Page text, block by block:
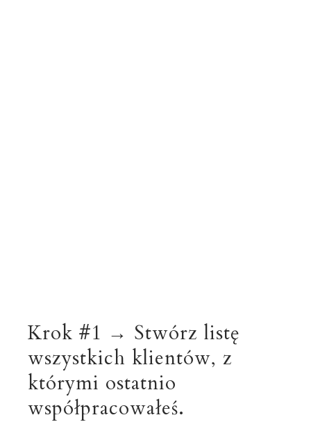
Krok #1 → Stwórz listę
wszystkich klientów, z
którymi ostatnio
współpracowałeś.